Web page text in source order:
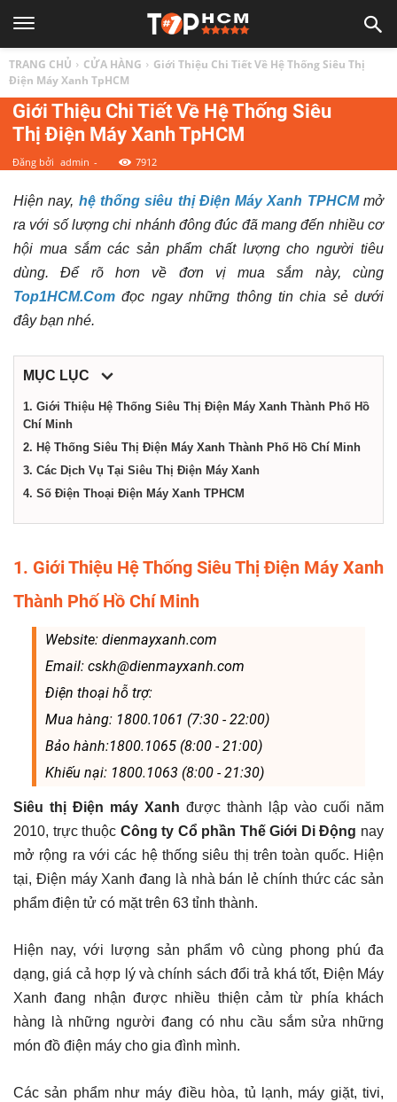
1
HCM
địa
dịch
vụ
Thành
phố
Hồ
Chí
Minh
TRANG CHỦ CỬA HÀNG
Giới Thiệu Chi Tiết Về Hệ Thống Siêu Thị
Điện Máy Xanh TpHCM
Giới Thiệu Chi Tiết Về Hệ Thống Siêu
Thị Điện Máy Xanh TpHCM
Đăng bởi admin - 7912
Hiện nay, hệ thống siêu thị Điện Máy Xanh TPHCMmở
ra với số lượng chi nhánh đông đúc đã mang đến nhiều cơ
hội mua sắm các sản phẩm chất lượng cho người tiêu
dùng. Để rõ hơn về đơn vị mua sắm này, cùng
Top1HCM.Com đọc ngay những thông tin chia sẻ dưới
đây bạn nhé.
MỤC LỤC
1. Giới Thiệu Hệ Thống Siêu Thị Điện Máy Xanh Thành Phố Hồ
Chí Minh
2. Hệ Thống Siêu Thị Điện Máy Xanh Thành Phố Hồ Chí Minh
3. Các Dịch Vụ Tại Siêu Thị Điện Máy Xanh
4. Số Điện Thoại Điện Máy Xanh TPHCM
1. Giới Thiệu Hệ Thống Siêu Thị Điện Máy Xanh
Thành Phố Hồ Chí Minh
Website: dienmayxanh.com
Email: cskh@dienmayxanh.com
Điện thoại hỗ trợ:
Mua hàng: 1800.1061 (7:30 - 22:00)
Bảo hành:1800.1065 (8:00 - 21:00)
Khiếu nại: 1800.1063 (8:00 - 21:30)
Siêu thị Điện máy Xanh được thành lập vào cuối năm
2010, trực thuộc Công ty Cổ phần Thế Giới Di Động nay
mở rộng ra với các hệ thống siêu thị trên toàn quốc. Hiện
tại, Điện máy Xanh đang là nhà bán lẻ chính thức các sản
phẩm điện tử có mặt trên 63 tỉnh thành.
Hiện nay, với lượng sản phẩm vô cùng phong phú đa
dạng, giá cả hợp lý và chính sách đổi trả khá tốt, Điện Máy
Xanh đang nhận được nhiều thiện cảm từ phía khách
hàng là những người đang có nhu cầu sắm sửa những
món đồ điện máy cho gia đình mình.
Các sản phẩm như máy điều hòa, tủ lạnh, máy giặt, tivi,